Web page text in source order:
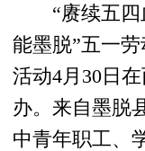
“赓续五四
能墨脱”五一
活动4月30日
办。来自墨脱
中青年职工、